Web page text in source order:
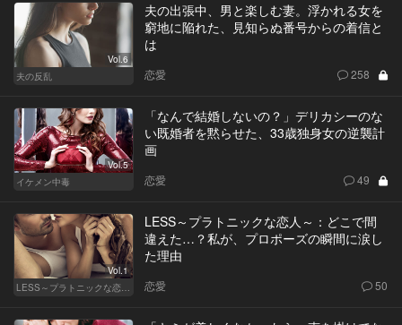
Vol.6
夫の反乱
夫の出張中、男と楽しむ妻。浮かれる女を
窮地に陥れた、見知らぬ番号からの着信と
は
恋愛 258
Vol.5
イケメン中毒
「なんで結婚しないの？」デリカシーのな
い既婚者を黙らせた、33歳独身女の逆襲計
画
恋愛 49
Vol.1
LESS～プラトニックな恋人～
LESS～プラトニックな恋人～：どこで間
違えた…？私が、プロポーズの瞬間に涙し
た理由
恋愛 50